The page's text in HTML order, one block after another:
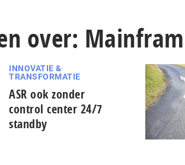
over:
INNOVATIE &
TRANSFORMATIE
ASR ook zonder
control center 24/7
standby